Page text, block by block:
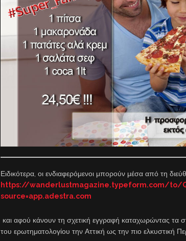
Ειδικότερα, οι ενδιαφερόμενοι μπορούν μέσα από τη
https://wanderlustmagazine.typeform.com/to/
source=app.adestra.com
και αφού κάνουν τη σχετική εγγραφή καταχωρώντας τα
του ερωτηματολογίου την Αττική ως την πιο ελκυστική